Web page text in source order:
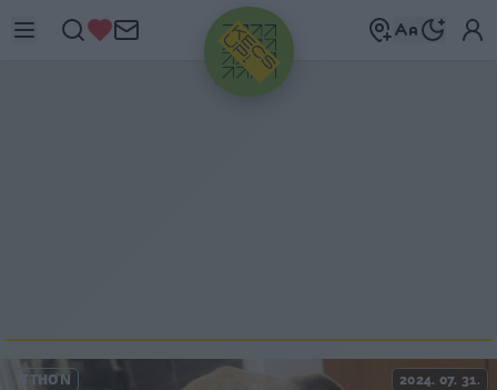
HIRDETÉS
ITTHON 2024. 07. 31.